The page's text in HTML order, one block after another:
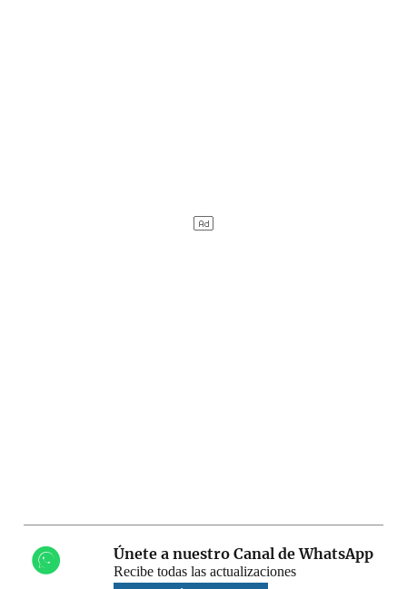
Únete a nuestro Canal de WhatsApp
Recibe todas las actualizaciones